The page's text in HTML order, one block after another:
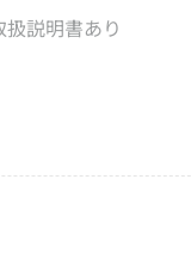
説明書あり